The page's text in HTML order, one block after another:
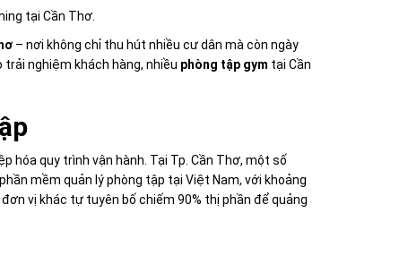
tại Cần Thơ.
– nơi không chỉ thu hút nhiều cư dân mà còn ngày
nghiệm khách hàng, nhiều phòng tập gym tại Cần
hóa quy trình vận hành. Tại Tp. Cần Thơ, một số
mềm quản lý phòng tập tại Việt Nam, với khoảng
vị khác tự tuyên bố chiếm 90% thị phần để quảng